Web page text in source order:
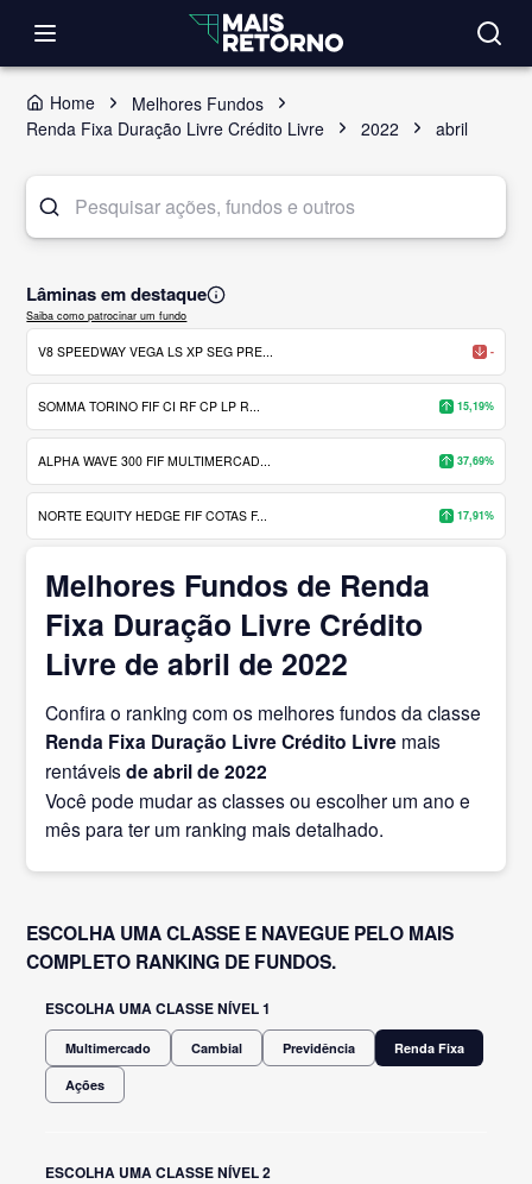
Home
Melhores Fundos
Renda Fixa Duração Livre Crédito Livre
2022 abril
Lâminas em destaque
Saiba como patrocinar um fundo
V8 SPEEDWAY VEGA LS XP SEG PRE... -
SOMMA TORINO FIF CI RF CP LP R... 15,19%
ALPHA WAVE 300 FIF MULTIMERCAD... 37,69%
NORTE EQUITY HEDGE FIF COTAS F... 17,91%
Melhores Fundos de Renda
Fixa Duração Livre Crédito
Livre de abril de 2022
Confira o ranking com os melhores fundos da classe
Renda Fixa Duração Livre Crédito Livre mais
rentáveisde abrilde 2022
Você pode mudar as classes ou escolher um ano e
mês para ter um ranking mais detalhado.
ESCOLHA UMA CLASSE E NAVEGUE PELO MAIS
COMPLETO RANKING DE FUNDOS.
ESCOLHA UMA CLASSE NÍVEL 1
Multimercado Cambial Previdência Renda Fixa
Ações
ESCOLHA UMA CLASSE NÍVEL 2